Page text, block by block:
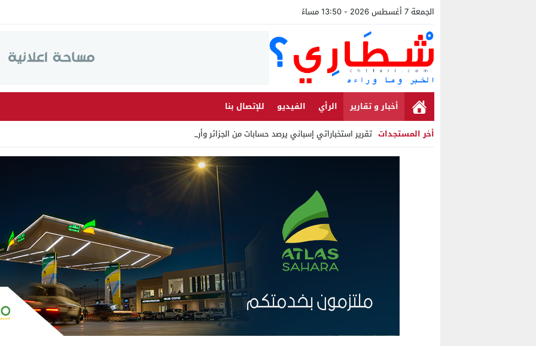
الجمعة 7 أغسطس 2026 - 13:50 مساءً
أخبار و تقارير الرأي الفيديو
للإتصال بنا
أخر المستجدات تقرير استخباراتي إسباني يرصد حسابات من الجزائر وأرقاما بـ”2 _
Stop